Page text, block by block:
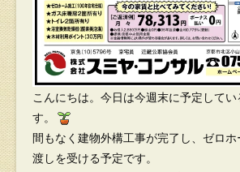
こんにちは。今日は今週末に予定して
す。
間もなく建物外構工事が完了し、ゼロホ
渡しを受ける予定です。